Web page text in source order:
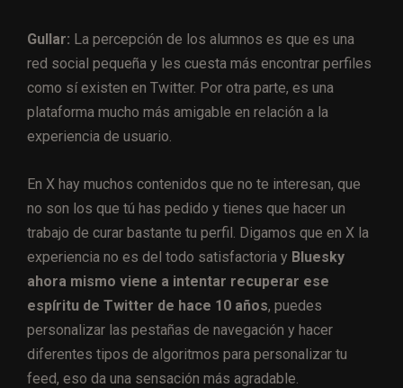
Gullar: La percepción de los alumnos es que es una
red social pequeña y les cuesta más encontrar perfiles
como sí existen en Twitter. Por otra parte, es una
plataforma mucho más amigable en relación a la
experiencia de usuario.
En X hay muchos contenidos que no te interesan, que
no son los que tú has pedido y tienes que hacer un
trabajo de curar bastante tu perfil. Digamos que en X la
experiencia no es del todo satisfactoria y Bluesky
ahora mismo viene a intentar recuperar ese
espíritu de Twitter de hace 10 años, puedes
personalizar las pestañas de navegación y hacer
diferentes tipos de algoritmos para personalizar tu
feed, eso da una sensación más agradable.